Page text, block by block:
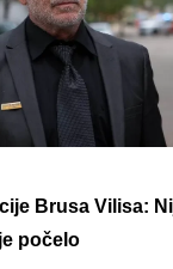
Brusa Vilisa:
počelo